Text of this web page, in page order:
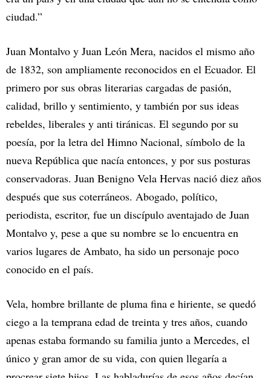
ciudad.”
Juan Montalvo y Juan León Mera, nacidos el mismo año
de 1832, son ampliamente reconocidos en el Ecuador. El
primero por sus obras literarias cargadas de pasión,
calidad, brillo y sentimiento, y también por sus ideas
rebeldes, liberales y anti tiránicas. El segundo por su
poesía, por la letra del Himno Nacional, símbolo de la
nueva República que nacía entonces, y por sus posturas
conservadoras. Juan Benigno Vela Hervas nació diez años
después que sus coterráneos. Abogado, político,
periodista, escritor, fue un discípulo aventajado de Juan
Montalvo y, pese a que su nombre se lo encuentra en
varios lugares de Ambato, ha sido un personaje poco
conocido en el país.
Vela, hombre brillante de pluma fina e hiriente, se quedó
ciego a la temprana edad de treinta y tres años, cuando
apenas estaba formando su familia junto a Mercedes, el
único y gran amor de su vida, con quien llegaría a